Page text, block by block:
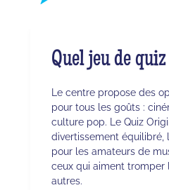
Quel jeu de
Le centre propose des
pour tous les goûts :
culture pop. Le Quiz
divertissement équilibré,
pour les amateurs de
ceux qui aiment tromper
autres.